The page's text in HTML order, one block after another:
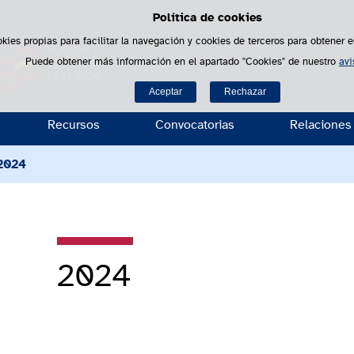
Política de cookies
propias para facilitar la navegación y cookies de terceros para obtener
Puede obtener más información en el apartado "Cookies" de nuestro
Aceptar Rechazar
Saltar al contenido
Recursos Convocatorias
2024